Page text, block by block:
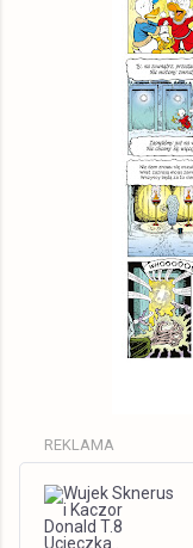
REKLAMA